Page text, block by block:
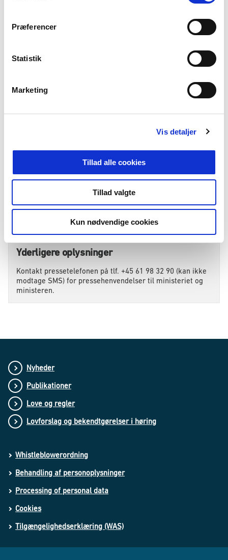
Præferencer
Statistik
Marketing
Vis detaljer
Tillad alle cookies
Tillad valgte
Kun nødvendige cookies
Hvis du abonnerer på ministeriets nyheder, får du dem
E-Mail*
Yderligere oplysninger
Kontakt pressetelefonen på tlf. +45 61 98 32 90 (kan ikke
modtage SMS) for pressehenvendelser til ministeriet og
ministeren.
Nyheder
Publikationer
Love og regler
Lovforslag og bekendtgørelser i høring
Whistleblowerordning
Behandling af personoplysninger
Processing of personal data
Cookies
Tilgængelighedserklæring (WAS)